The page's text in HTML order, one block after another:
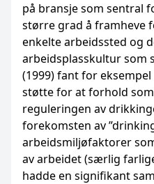
på bransje som sentral
større grad å framheve
enkelte arbeids­sted og
arbeidsplasskultur som
(1999) fant for
støtte for at forhold
reguleringen av
forekomsten av
arbeidsmiljø­faktorer
av arbeidet (særlig
hadde en sign­ifikant